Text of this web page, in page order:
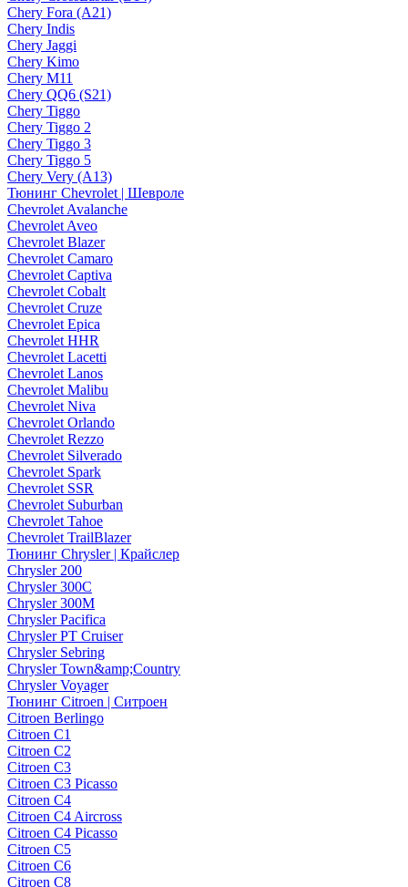
Chery Fora (A21)
Chery Indis
Chery Jaggi
Chery Kimo
Chery M11
Chery QQ6 (S21)
Chery Tiggo
Chery Tiggo 2
Chery Tiggo 3
Chery Tiggo 5
Chery Very (A13)
Тюнинг Chevrolet | Шевроле
Chevrolet Avalanche
Chevrolet Aveo
Chevrolet Blazer
Chevrolet Camaro
Chevrolet Captiva
Chevrolet Cobalt
Chevrolet Cruze
Chevrolet Epica
Chevrolet HHR
Chevrolet Lacetti
Chevrolet Lanos
Chevrolet Malibu
Chevrolet Niva
Chevrolet Orlando
Chevrolet Rezzo
Chevrolet Silverado
Chevrolet Spark
Chevrolet SSR
Chevrolet Suburban
Chevrolet Tahoe
Chevrolet TrailBlazer
Тюнинг Chrysler | Крайслер
Chrysler 200
Chrysler 300C
Chrysler 300M
Chrysler Pacifica
Chrysler PT Cruiser
Chrysler Sebring
Chrysler Town&amp;Country
Chrysler Voyager
Тюнинг Citroen | Ситроен
Citroen Berlingo
Citroen C1
Citroen C2
Citroen C3
Citroen C3 Picasso
Citroen C4
Citroen C4 Aircross
Citroen C4 Picasso
Citroen C5
Citroen C6
Citroen C8